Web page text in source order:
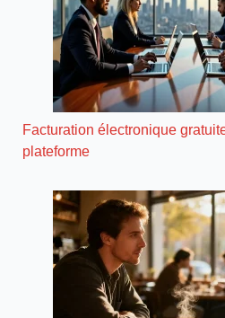
Facturation électronique
plateforme